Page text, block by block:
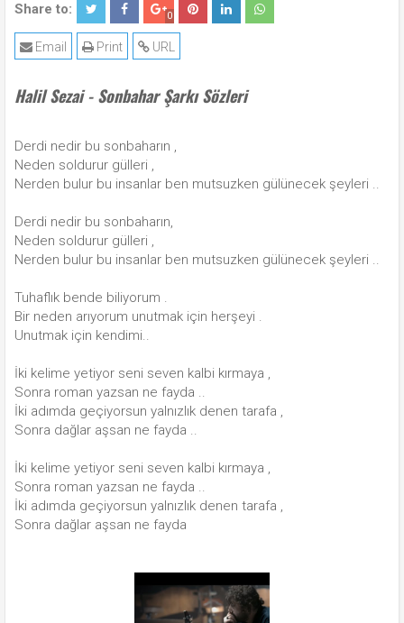
Share to: 0
URL
Print
Email
Halil Sezai - Sonbahar Şarkı Sözleri
Derdi nedir bu sonbaharın ,
Neden soldurur gülleri ,
Nerden bulur bu insanlar ben mutsuzken gülünecek şeyleri ..
Derdi nedir bu sonbaharın,
Neden soldurur gülleri ,
Nerden bulur bu insanlar ben mutsuzken gülünecek şeyleri ..
Tuhaflık bende biliyorum .
Bir neden arıyorum unutmak için herşeyi .
Unutmak için kendimi..
İki kelime yetiyor seni seven kalbi kırmaya ,
Sonra roman yazsan ne fayda ..
İki adımda geçiyorsun yalnızlık denen tarafa ,
Sonra dağlar aşsan ne fayda ..
İki kelime yetiyor seni seven kalbi kırmaya ,
Sonra roman yazsan ne fayda ..
İki adımda geçiyorsun yalnızlık denen tarafa ,
Sonra dağlar aşsan ne fayda